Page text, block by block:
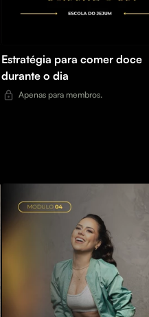
Estratégia para comer doce
durante o dia
Apenas para membros.